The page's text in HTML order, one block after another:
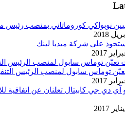
نوبواكي كوروماتاني بمنصب رئيس
على شركة ميديا لينك
توماس سابول لمنصب الرئيس
و آي دي جي كابيتال تعلنان عن